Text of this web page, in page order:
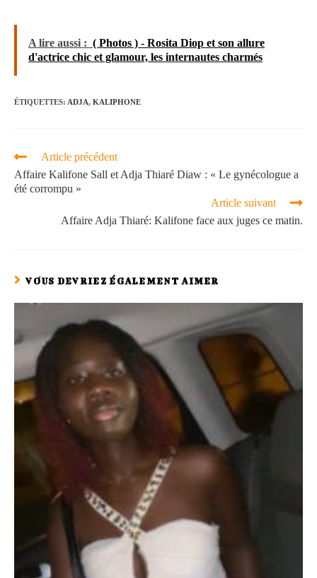
A lire aussi : ( Photos ) - Rosita Diop et son allure
d'actrice chic et glamour, les internautes charmés
ÉTIQUETTES: ADJA, KALIPHONE
Article précédent
Affaire Kalifone Sall et Adja Thiaré Diaw : « Le gynécologue a
été corrompu »
Article suivant
Affaire Adja Thiaré: Kalifone face aux juges ce matin.
VOUS DEVRIEZ ÉGALEMENT AIMER